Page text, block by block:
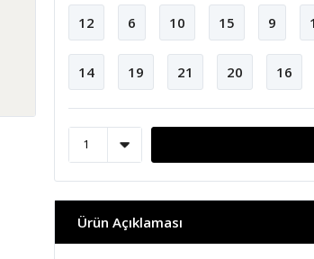
12 6 10 15 9
14 19 21 20 16
Ürün Açıklaması